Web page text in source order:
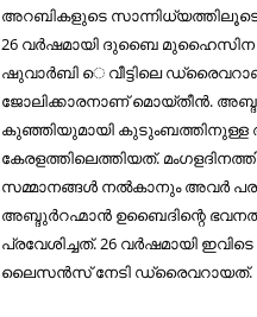
അറബികളുടെ
26 വര്‍ഷമായി ദുബൈ
ഷുവാര്‍ബി െ വീട്ടിലെ
ജോലിക്കാരനാണ് മൊയ്തീന്‍.
കുഞ്ഞിയുമായി കുടുംബത്തിനുള്ള
കേരളത്തിലെത്തിയത്.
സമ്മാനങ്ങള്‍ നല്‍കാനും അവര്‍
അബ്ദുര്‍റഹ്മാന്‍ ഉബൈദിന്റെ
പ്രവേശിച്ചത്. 26 വര്‍ഷമായി
ലൈസന്‍സ് നേടി ഡ്രൈവറായത്.